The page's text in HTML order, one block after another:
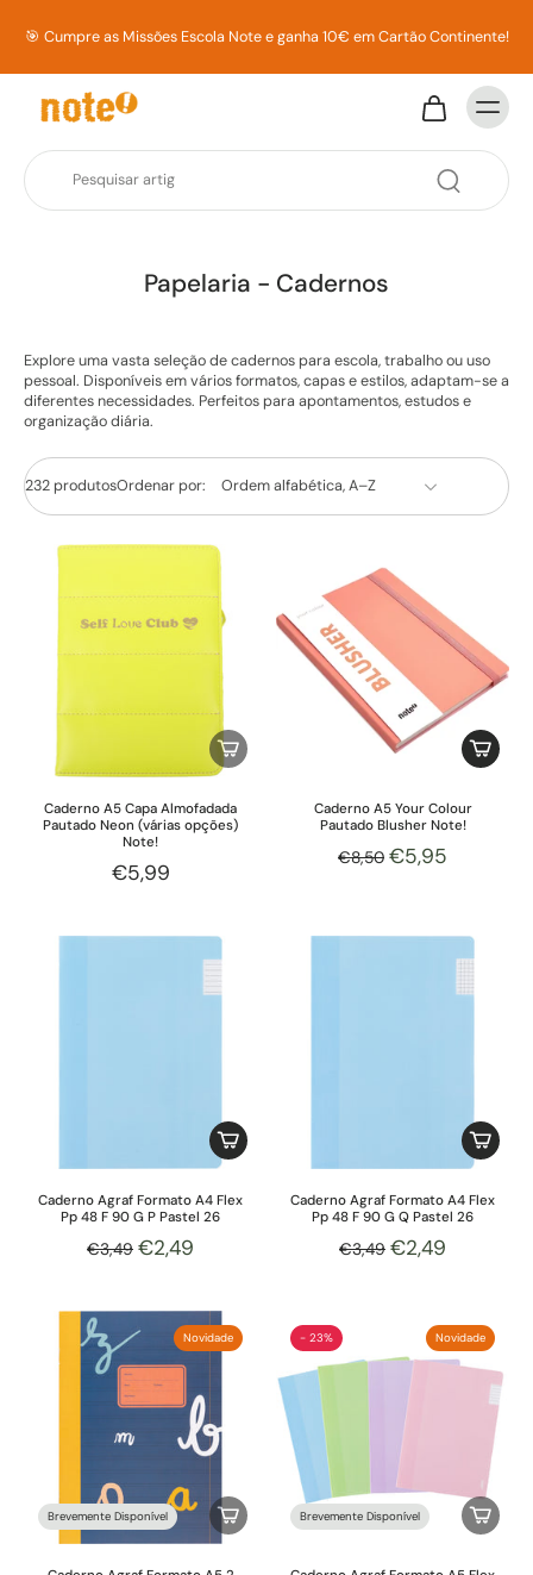
🎯 Cumpre as Missões Escola Note e ganha 10€ em Cartão Continente!
Papelaria - Cadernos
Explore uma vasta seleção de cadernos para escola, trabalho ou uso
pessoal. Disponíveis em vários formatos, capas e estilos, adaptam-se a
diferentes necessidades. Perfeitos para apontamentos, estudos e
organização diária.
232 produtosOrdenar por:
Caderno A5 Capa Almofadada
Pautado Neon (várias opções)
Note!
€5,99
Caderno A5 Your Colour
Pautado Blusher Note!
€8,50 €5,95
Caderno Agraf Formato A4 Flex
Pp 48 F 90 G P Pastel 26
€3,49 €2,49
Caderno Agraf Formato A4 Flex
Pp 48 F 90 G Q Pastel 26
€3,49 €2,49
Novidade
Brevemente Disponível
- 23% Novidade
Brevemente Disponível